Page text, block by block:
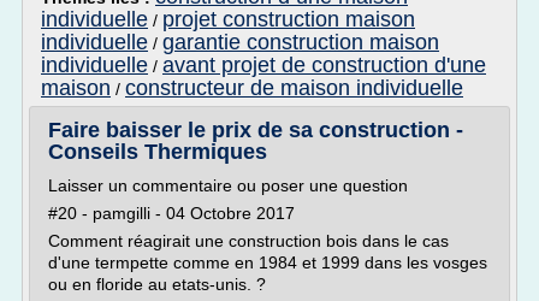
individuelle / projet construction maison
individuelle / garantie construction maison
individuelle / avant projet de construction d'une
maison / constructeur de maison individuelle
Faire baisser le prix de sa construction -
Conseils Thermiques
Laisser un commentaire ou poser une question
#20 - pamgilli - 04 Octobre 2017
Comment réagirait une construction bois dans le cas
d'une termpette comme en 1984 et 1999 dans les vosges
ou en floride au etats-unis. ?